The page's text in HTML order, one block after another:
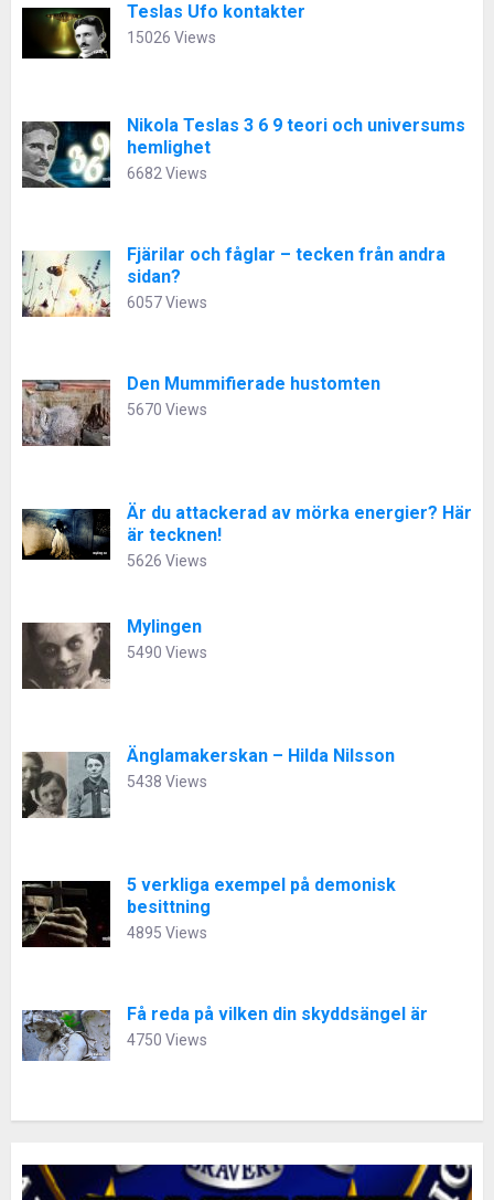
Teslas Ufo kontakter
15026 Views
Nikola Teslas 3 6 9 teori och universums
hemlighet
6682 Views
Fjärilar och fåglar – tecken från andra
sidan?
6057 Views
Den Mummifierade hustomten
5670 Views
Är du attackerad av mörka energier? Här
är tecknen!
5626 Views
Mylingen
5490 Views
Änglamakerskan – Hilda Nilsson
5438 Views
5 verkliga exempel på demonisk
besittning
4895 Views
Få reda på vilken din skyddsängel är
4750 Views